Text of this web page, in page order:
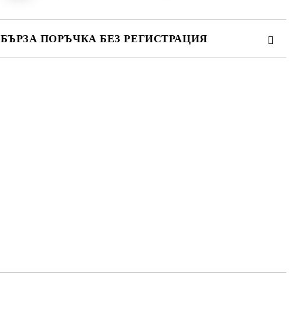
БЪРЗА ПОРЪЧКА БЕЗ РЕГИСТРАЦИЯ